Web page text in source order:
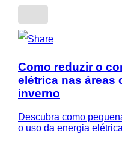
Como reduzir o
elétrica nas áreas
inverno
Descubra como
o uso da energia